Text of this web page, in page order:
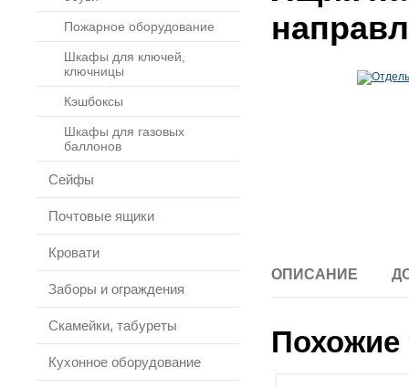
Пожарное оборудование
Шкафы для ключей,
ключницы
Кэшбоксы
Шкафы для газовых
баллонов
Сейфы
Почтовые ящики
Кровати
Заборы и ограждения
Скамейки, табуреты
Кухонное оборудование
ОПИСАНИЕ